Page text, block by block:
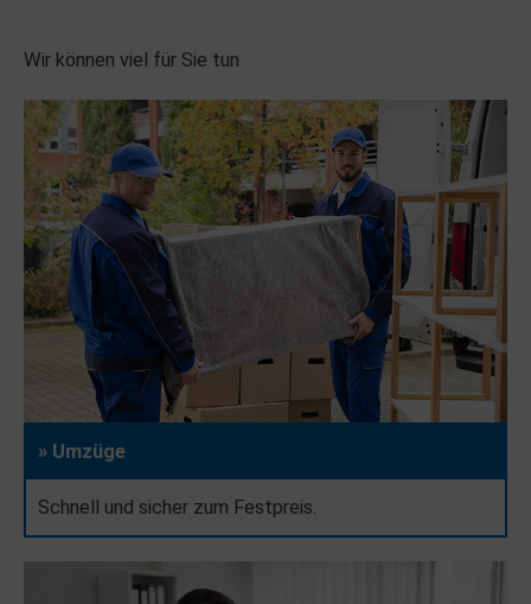
Wir können viel für Sie tun
» Umzüge
Schnell und sicher zum Festpreis.